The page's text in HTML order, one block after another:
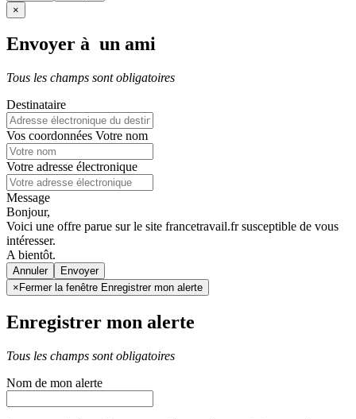
×
Envoyer à un ami
Tous les champs sont obligatoires
Destinataire
Vos coordonnées Votre nom
Votre adresse électronique
Message
Bonjour,
Voici une offre parue sur le site francetravail.fr susceptible de vous
intéresser.
A bientôt.
Annuler
× Fermer la fenêtre Enregistrer mon alerte
Enregistrer mon alerte
Tous les champs sont obligatoires
Nom de mon alerte